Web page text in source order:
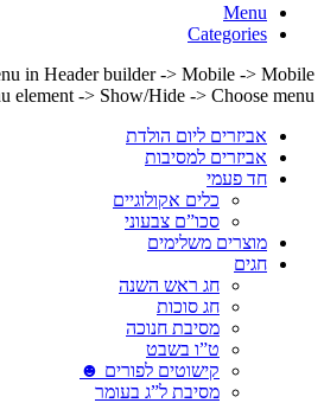
Menu
Categories
in Header builder -> Mobile -> Mobile
element -> Show/Hide -> Choose menu
אביזרים ליום הולדת
אביזרים למסיבות
חד פעמי
כלים אקולוגיים
סכו”ם צבעוני
מוצרים משלימים
חגים
חג ראש השנה
חג סוכות
מסיבת חנוכה
ט”ו בשבט
קישוטים לפורים ☻
מסיבת ל”ג בעומר